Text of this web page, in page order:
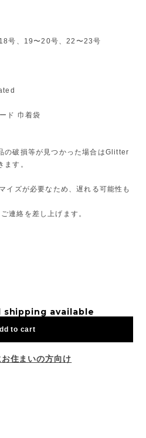
号、19〜20号、22〜23号
ド 巾着袋
の破損等が見つかった場合はGlitter
す。
ズが必要なため、遅れる可能性も
連絡を差し上げます。
available
to cart
住まいの方向け